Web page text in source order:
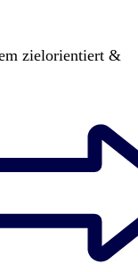
zielorientiert &